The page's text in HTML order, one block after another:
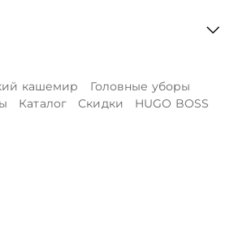
кашемир
Головные уборы
Каталог Скидки HUGO BOSS